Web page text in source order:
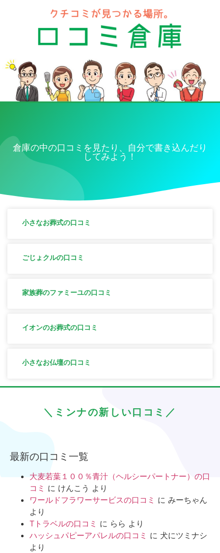
倉庫の中の口コミを見たり、自分で書き込んだり
してみよう！
小さなお葬式の口コミ
ごじょクルの口コミ
家族葬のファミーユの口コミ
イオンのお葬式の口コミ
小さなお仏壇の口コミ
＼ミンナの新しい口コミ／
最新の口コミ一覧
大麦若葉１００％青汁（ヘルシーパートナー）の口
コミ に けんこう より
ワールドフラワーサービスの口コミ に みーちゃん
より
Tトラベルの口コミ に らら より
ハッシュパピーアパレルの口コミ に 犬にツミナシ
より